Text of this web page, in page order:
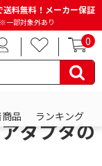
料無料！メーカー保証
※一部対象外あり
0
品 ランキング
・PCソフト
ダプタの